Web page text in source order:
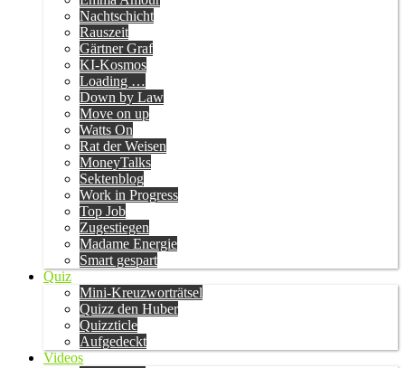
Nachtschicht
Rauszeit
Gärtner Graf
KI-Kosmos
Loading …
Down by Law
Move on up
Watts On
Rat der Weisen
MoneyTalks
Sektenblog
Work in Progress
Top Job
Zugestiegen
Madame Energie
Smart gespart
Quiz
Mini-Kreuzworträtsel
Quizz den Huber
Quizzticle
Aufgedeckt
Videos